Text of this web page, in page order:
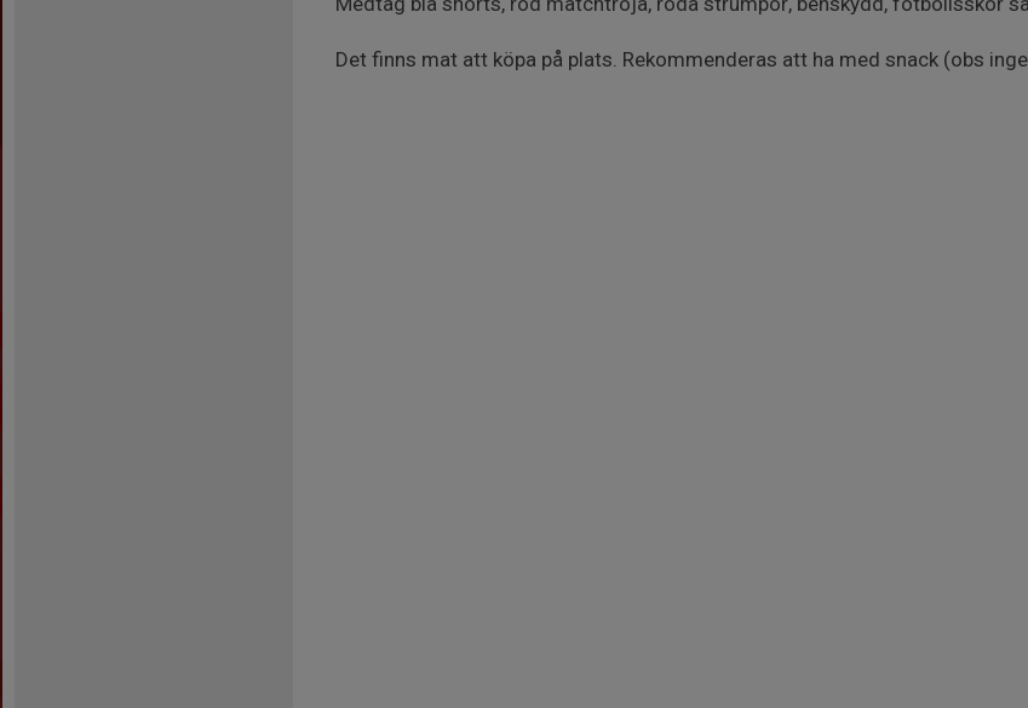
Det finns mat att köpa på plats. Rekommenderas att ha med snack (obs